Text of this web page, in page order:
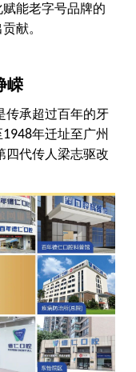
能老字号品牌的
献。
嵘
传承超过百年的牙
1948年迁址至广州
四代传人梁志驱改